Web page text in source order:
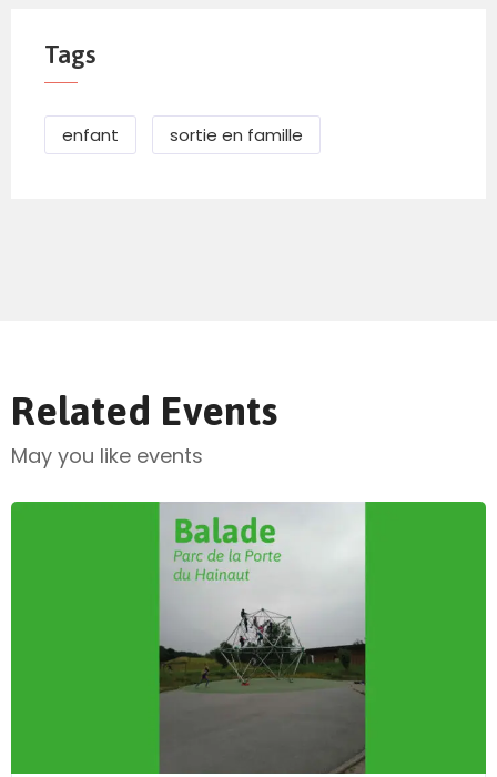
Tags
enfant sortie en famille
Related Events
May you like events